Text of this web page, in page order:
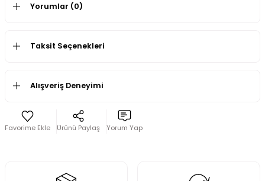
Yorumlar (0)
Taksit Seçenekleri
Alışveriş Deneyimi
Ürünü Paylaş Yorum Yap